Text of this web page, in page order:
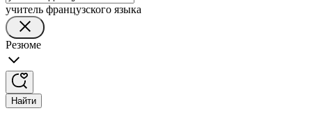
учитель французского языка
Резюме
Найти